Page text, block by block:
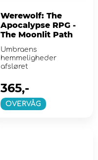
Werewolf: The
Apocalypse RPG -
The Moonlit Path
Umbraens
hemmeligheder
afsløret
OVERVÅG
365,-